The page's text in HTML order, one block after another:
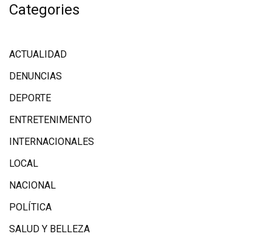
Categories
ACTUALIDAD
DENUNCIAS
DEPORTE
ENTRETENIMENTO
INTERNACIONALES
LOCAL
NACIONAL
POLÍTICA
SALUD Y BELLEZA